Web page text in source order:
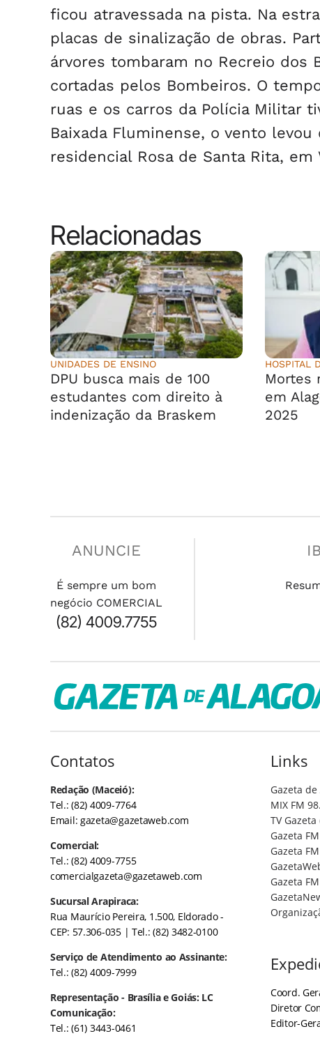
ficou atravessada na pista. Na
placas de sinalização de obras.
árvores tombaram no Recreio dos
cortadas pelos Bombeiros. O
ruas e os carros da Polícia Militar
Baixada Fluminense, o vento
residencial Rosa de Santa Rita, em
Relacionadas
UNIDADES DE ENSINO
DPU busca mais de 100
estudantes com direito à
indenização da Braskem
HOSPITAL
Mortes
em
2025
ANUNCIE
É sempre um bom
negócio COMERCIAL
(82) 4009.7755
Contatos
Redação (Maceió):
Tel.: (82) 4009-7764
Email:gazeta@gazetaweb.com
Comercial:
Tel.: (82) 4009-7755
comercialgazeta@gazetaweb.com
Sucursal Arapiraca:
Rua Maurício Pereira, 1.500, Eldorado -
CEP: 57.306-035 | Tel.: (82) 3482-0100
Serviço de Atendimento ao Assinante:
Tel.: (82) 4009-7999
Representação - Brasília e Goiás: LC
Comunicação:
Tel.: (61) 3443-0461
Links
Gazeta de
MIX FM
TV
Gazeta
Gazeta
Gazeta
Coord.
Diretor
Editor-